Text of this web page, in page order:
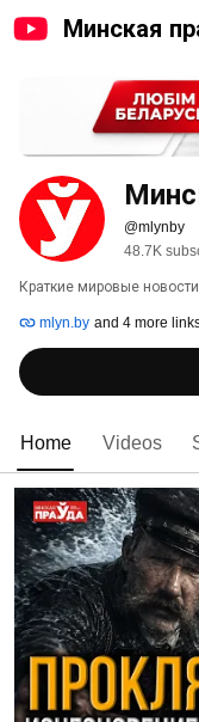
Минская
@mlynby
48.7K
Краткие мировые
mlyn.by and 4 more
Home Videos